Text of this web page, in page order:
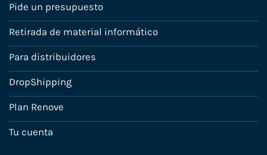
Pide un presupuesto
Retirada de material informático
Para distribuidores
DropShipping
Plan Renove
Tu cuenta